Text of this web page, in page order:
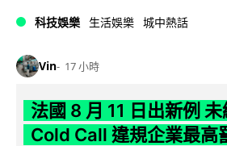
科技娛樂 生活娛樂 城中熱話
Vin 17 小時
法國 8 月 11 日出新例
Cold Call 違規企業最高